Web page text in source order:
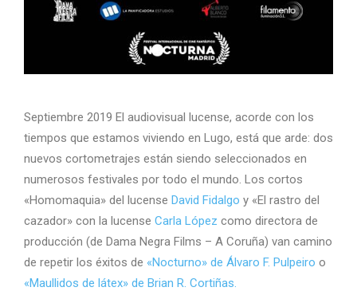
Septiembre 2019 El audiovisual lucense, acorde con los
tiempos que estamos viviendo en Lugo, está que arde: dos
nuevos cortometrajes están siendo seleccionados en
numerosos festivales por todo el mundo. Los cortos
«Homomaquia» del lucense David Fidalgo y «El rastro del
cazador» con la lucense Carla López como directora de
producción (de Dama Negra Films – A Coruña) van camino
de repetir los éxitos de «Nocturno» de Álvaro F. Pulpeiro o
«Maullidos de látex» de Brian R. Cortiñas.